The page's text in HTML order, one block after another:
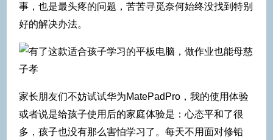
事，也是最头疼的问题，苦苦寻觅奈何始终没找到特别
好的解决办法。
家长朋友们不妨试试华为MatePadPro，我的使用体验
或者说是给孩子使用后的家庭体验是：心态平和了很
多，孩子也没有那么害怕学习了。每天不用面对修铅